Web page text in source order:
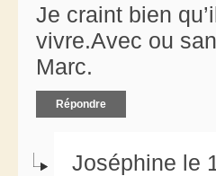
Je craint bien
vivre.Avec ou
Marc.
Répondre
Joséphine le